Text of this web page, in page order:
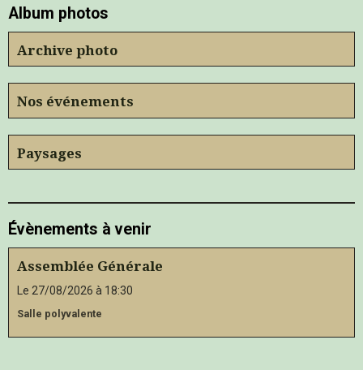
Album photos
Archive photo
Nos événements
Paysages
Évènements à venir
Assemblée Générale
Le 27/08/2026 à 18:30
Salle polyvalente